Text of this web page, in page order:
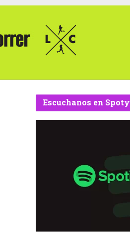
Escuchanos en Spoty